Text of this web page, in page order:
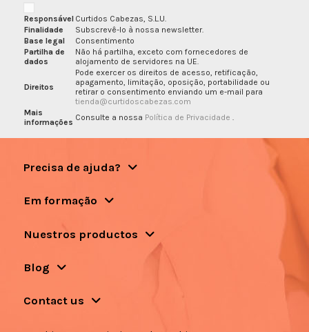
Responsável Curtidos Cabezas, S.L.U.
Finalidade
Subscrevê-lo à nossa newsletter.
Base legal
Consentimento
Partilha de
dados
Não há partilha, exceto com fornecedores de
alojamento de servidores na UE.
Direitos
Pode exercer os direitos de acesso, retificação,
apagamento, limitação, oposição, portabilidade ou
retirar o consentimento enviando um e-mail para
tienda@curtidoscabezas.com
Mais
informações Consulte a nossa Política de Privacidade
Precisa de ajuda?
Em formação
Nuestros productos
Blog
Contact us